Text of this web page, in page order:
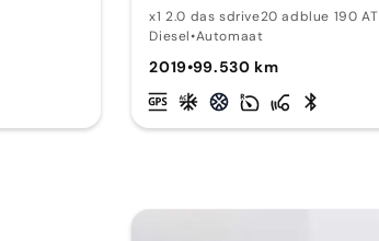
x1 2.0 das sdrive20 adblue 190 AT
Diesel•Automaat
2019•99.530 km